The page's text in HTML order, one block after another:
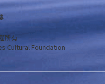
所有
Cultural Foundation